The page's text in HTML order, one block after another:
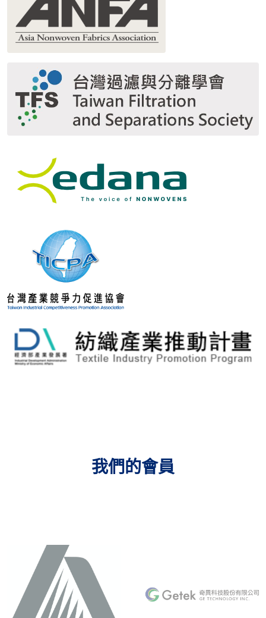
我們的會員